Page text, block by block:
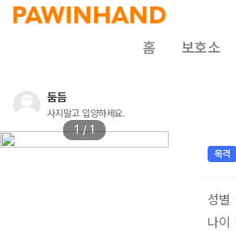
홈 보호소
둠듬
사지말고 입양하세요.
1 / 1
목격
성별
나이